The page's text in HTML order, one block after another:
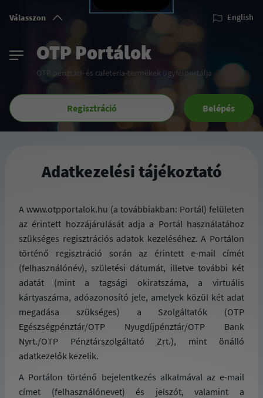
Válasszon English
OTP Portálok
OTP pénztári- és cafeteria-termékek ügyfélportálja
Regisztráció Belépés
Adatkezelési tájékoztató
A www.otpportalok.hu (a továbbiakban: Portál) felületen
az érintett hozzájárulását adja a Portál használatához
szükséges regisztrációs adatok kezeléséhez. A Portálon
történő regisztráció során az érintett e-mail címét
(felhasználónév), születési dátumát, illetve további két
adatát (mint a tagsági okiratszáma, a virtuális
kártyaszáma, adóazonosító jele, amelyek közül két adat
megadása szükséges) a Szolgáltatók (OTP
Egészségpénztár/OTP Nyugdíjpénztár/OTP Bank
Nyrt./OTP Pénztárszolgáltató Zrt.), mint önálló
adatkezelők kezelik.
A Portálon történő bejelentkezés alkalmával az e-mail
címet (felhasználónevet) és jelszót, valamint a